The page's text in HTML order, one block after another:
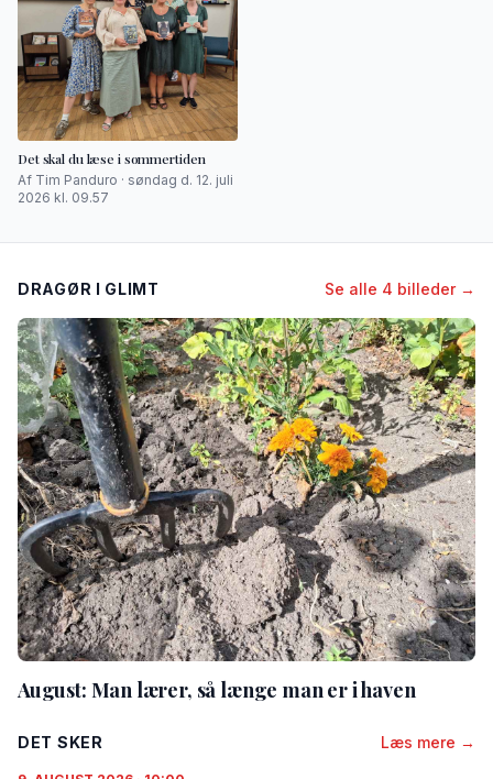
Det skal du læse i sommertiden
Af Tim Panduro · søndag d. 12. juli
2026 kl. 09.57
DRAGØR I GLIMT Se alle 4 billeder →
August: Man lærer, så længe man er i haven
DET SKER Læs mere →